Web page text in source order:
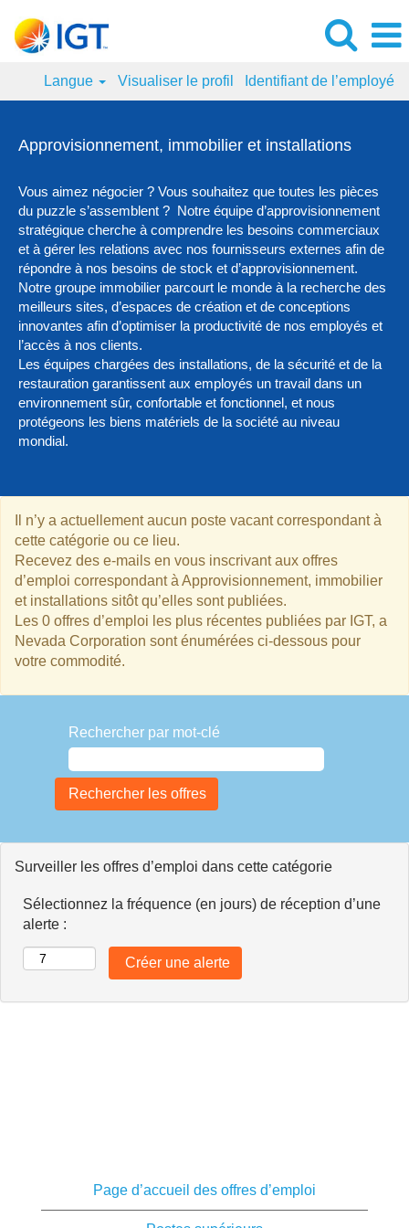
Langue Visualiser le profil Identifiant de l’employé
Approvisionnement, immobilier et installations
Vous aimez négocier ? Vous souhaitez que toutes les pièces
du puzzle s’assemblent ? Notre équipe d’approvisionnement
stratégique cherche à comprendre les besoins commerciaux
et à gérer les relations avec nos fournisseurs externes afin de
répondre à nos besoins de stock et d’approvisionnement.
Notre groupe immobilier parcourt le monde à la recherche des
meilleurs sites, d’espaces de création et de conceptions
innovantes afin d’optimiser la productivité de nos employés et
l’accès à nos clients.
Les équipes chargées des installations, de la sécurité et de la
restauration garantissent aux employés un travail dans un
environnement sûr, confortable et fonctionnel, et nous
protégeons les biens matériels de la société au niveau
mondial.
Il n’y a actuellement aucun poste vacant correspondant à
cette catégorie ou ce lieu.
Recevez des e-mails en vous inscrivant aux offres
d’emploi correspondant à Approvisionnement, immobilier
et installations sitôt qu’elles sont publiées.
Les 0 offres d’emploi les plus récentes publiées par IGT, a
Nevada Corporation sont énumérées ci-dessous pour
votre commodité.
Rechercher par mot-clé
Surveiller les offres d’emploi dans cette catégorie
Sélectionnez la fréquence (en jours) de réception d’une
alerte :
Page d’accueil des offres d’emploi